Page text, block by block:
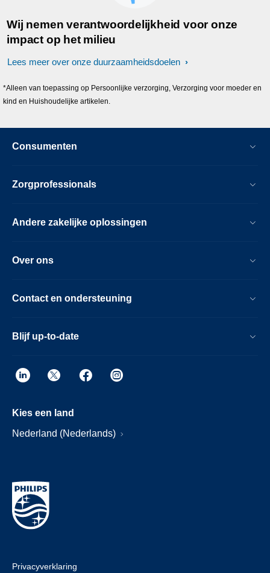
Wij nemen verantwoordelijkheid voor onze
impact op het milieu
Lees meer over onze duurzaamheidsdoelen
*Alleen van toepassing op Persoonlijke verzorging, Verzorging voor moeder en
kind en Huishoudelijke artikelen.
Consumenten
Zorgprofessionals
Andere zakelijke oplossingen
Over ons
Contact en ondersteuning
Blijf up-to-date
Kies een land
Nederland (Nederlands)
Privacyverklaring